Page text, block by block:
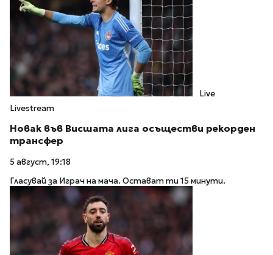
Live
Livestream
Новак във Висшата лига осъществи рекорден
трансфер
5 август, 19:18
Гласувай за Играч на мача. Остават ти 15 минути.